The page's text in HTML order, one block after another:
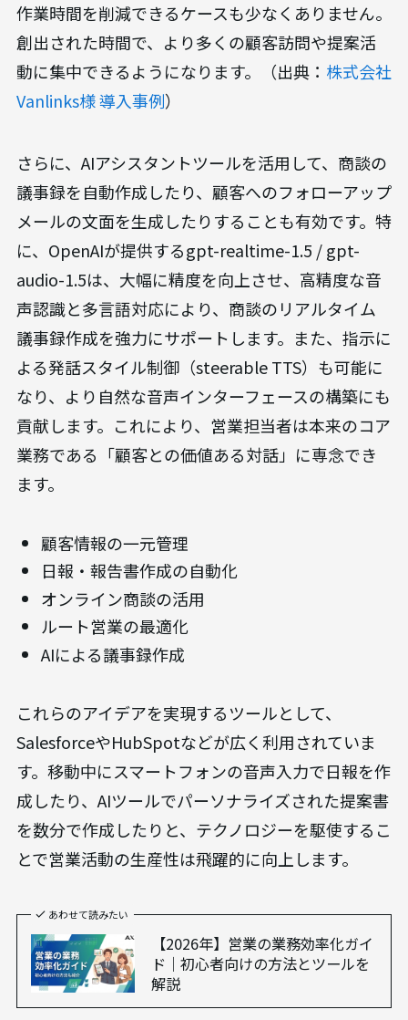
作業時間を削減できるケースも少なくありません。
創出された時間で、より多くの顧客訪問や提案活
動に集中できるようになります。（出典： 株式会社
Vanlinks様 導入事例）
さらに、AIアシスタントツールを活用して、商談の
議事録を自動作成したり、顧客へのフォローアップ
メールの文面を生成したりすることも有効です。特
に、OpenAIが提供するgpt-realtime-1.5 / gpt-
audio-1.5は、大幅に精度を向上させ、高精度な音
声認識と多言語対応により、商談のリアルタイム
議事録作成を強力にサポートします。また、指示に
よる発話スタイル制御（steerable TTS）も可能に
なり、より自然な音声インターフェースの構築にも
貢献します。これにより、営業担当者は本来のコア
業務である「顧客との価値ある対話」に専念でき
ます。
顧客情報の一元管理
日報・報告書作成の自動化
オンライン商談の活用
ルート営業の最適化
AIによる議事録作成
これらのアイデアを実現するツールとして、
SalesforceやHubSpotなどが広く利用されていま
す。移動中にスマートフォンの音声入力で日報を作
成したり、AIツールでパーソナライズされた提案書
を数分で作成したりと、テクノロジーを駆使するこ
とで営業活動の生産性は飛躍的に向上します。
あわせて読みたい
【2026年】営業の業務効率化ガイ
ド｜初心者向けの方法とツールを
解説